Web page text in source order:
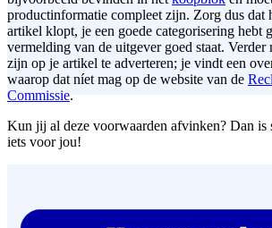
productinformatie compleet zijn. Zorg dus dat
artikel klopt, je een goede categorisering hebt
vermelding van de uitgever goed staat. Verder
zijn op je artikel te adverteren; je vindt een
waarop dat níet mag op de website van de
Commissie.
Kun jij al deze voorwaarden afvinken? Dan is
iets voor jou!